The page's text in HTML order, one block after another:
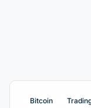
Bitcoin